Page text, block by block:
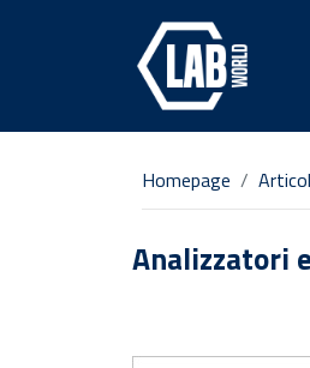
Homepage
Analizzatori